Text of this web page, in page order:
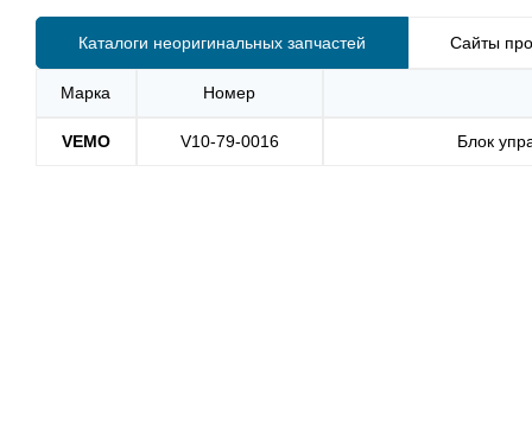
Каталоги неоригинальных запчастей Сайты
Марка Номер
VEMO V10-79-0016 Блок